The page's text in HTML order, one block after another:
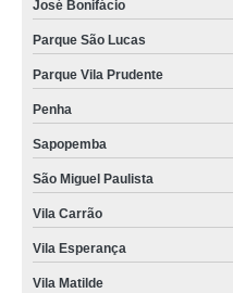
José Bonifácio
Parque São Lucas
Parque Vila Prudente
Penha
Sapopemba
São Miguel Paulista
Vila Carrão
Vila Esperança
Vila Matilde